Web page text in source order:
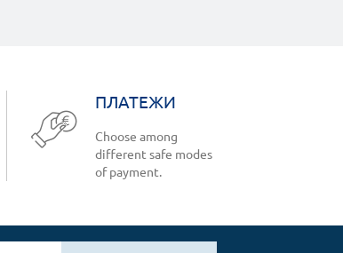
ПЛАТЕЖИ
Choose among
different safe modes
of payment.